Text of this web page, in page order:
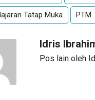
Tatap Muka PTM
Idris
Pos lain oleh